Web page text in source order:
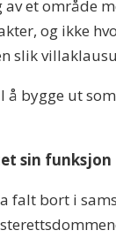
et område
og ikke
slik
bygge ut
sin funksjon
falt bort i